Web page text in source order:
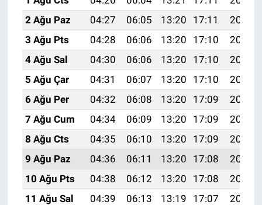
2 Ağu Paz
04:27 06:05 13:20 17:11
20:26
3 Ağu Pts
04:28 06:06 13:20 17:10
20:25
4 Ağu Sal
04:30 06:06 13:20 17:10
20:24
5 Ağu Çar
04:31 06:07 13:20 17:10
20:23
6 Ağu Per
04:32 06:08 13:20 17:09
20:22
7 Ağu Cum
04:34 06:09 13:20 17:09
20:21
8 Ağu Cts
04:35 06:10 13:20 17:09
20:20
9 Ağu Paz
04:36 06:11 13:20 17:08
20:19
10 Ağu Pts
04:38 06:12 13:20 17:08
20:18
11 Ağu Sal
04:39 06:13 13:19 17:07
20:16